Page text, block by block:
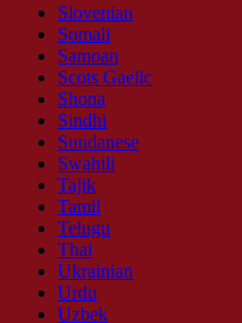
Slovenian
Somali
Samoan
Scots Gaelic
Shona
Sindhi
Sundanese
Swahili
Tajik
Tamil
Telugu
Thai
Ukrainian
Urdu
Uzbek